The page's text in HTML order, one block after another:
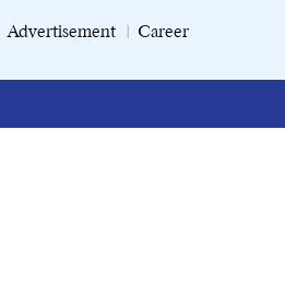
Advertisement Career